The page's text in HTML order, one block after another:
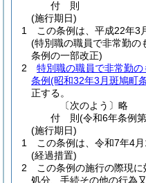
付 則
(施行期日)
1
この条例は、平成22年3
(特別職の職員で非常勤の
条例の一部改正)
2
特別職の職員で非常勤
条例(昭和32年3月斑鳩町
正する。
〔次のよう〕略
付 則(令和6年条例
(施行期日)
1
この条例は、令和7年4月
(経過措置)
2
この条例の施行の際現
処分、手続その他の行為